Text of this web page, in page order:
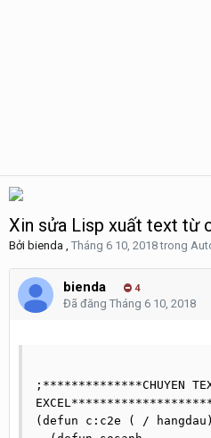
Xin sửa Lisp xuất text từ
Bởi bienda , Tháng 6 10, 2018trong
bienda 4
Đã đăng Tháng 6 10, 2018
;**************CHUYEN
(defun c:c2e ( / hangdau)